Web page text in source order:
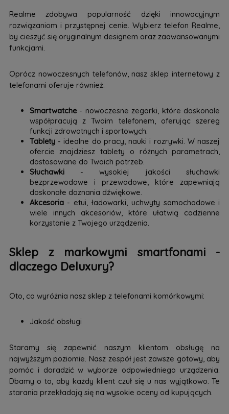
Realme zdobywa popularność dzięki innowacyjnym
rozwiązaniom i przystępnej cenie. Wybierz telefon Realme,
by cieszyć się oryginalnym designem oraz zaawansowanymi
funkcjami.
Oprócz nowoczesnych telefonów, nasz sklep internetowy z
telefonami oferuje również:
Smartwatche- nowoczesne zegarki, które doskonale
współpracują z Twoim telefonem, oferując szereg
funkcji zdrowotnych i sportowych.
Tablety- idealne do pracy, nauki i rozrywki. W naszej
ofercie znajdziesz tablety o różnych parametrach,
dostosowane do Twoich potrzeb.
Słuchawki- wysokiej jakości słuchawki
bezprzewodowe i przewodowe, które zapewniają
doskonałe doznania dźwiękowe.
Akcesoria- etui, ładowarki, uchwyty samochodowe i
wiele innych akcesoriów, które ułatwią codzienne
korzystanie z Twojego urządzenia.
Sklep z markowymi smartfonami -
dlaczego Deluxury?
Oto, co wyróżnia nasz sklep z telefonami komórkowymi:
Jakość obsługi
Staramy się zapewnić naszym klientom obsługę na
najwyższym poziomie. Nasz zespół jest zawsze gotowy, aby
pomóc i doradzić w wyborze odpowiedniego urządzenia.
Dbamy o to, aby każdy klient czuł się u nas wyjątkowo. Te
starania przekładają się na wysokie oceny od kupujących.